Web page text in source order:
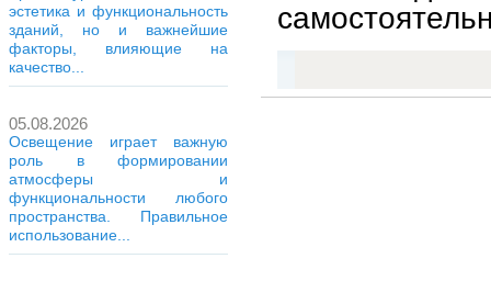
эстетика и функциональность
зданий, но и важнейшие
факторы, влияющие на
качество...
05.08.2026
Освещение играет важную
роль в формировании
атмосферы и
функциональности любого
пространства. Правильное
использование...